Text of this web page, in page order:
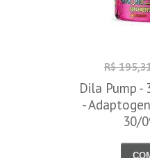
R$
Dila Pump -
-
30/